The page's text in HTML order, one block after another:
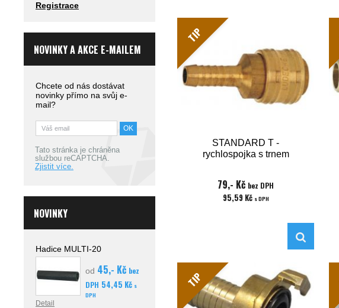
Registrace
NOVINKY A AKCE E-MAILEM
Chcete od nás dostávat
novinky přímo na svůj e-
mail?
Tato stránka je chráněna
službou reCAPTCHA.
Zjistit více.
NOVINKY
Hadice MULTI-20
od 45,- Kč bez
DPH 54,45 Kč s
DPH
Detail
TIP
STANDARD T -
rychlospojka s trnem
79,- Kč bez DPH
95,59 Kč s DPH
TIP